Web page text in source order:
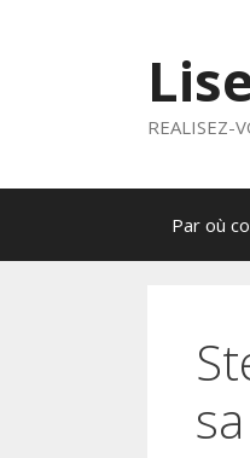
REALISEZ-
Par où